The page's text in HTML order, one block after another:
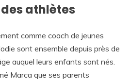
athlètes
comme coach de jeunes
sont ensemble depuis près de
auquel leurs enfants sont nés.
Marca que ses parents